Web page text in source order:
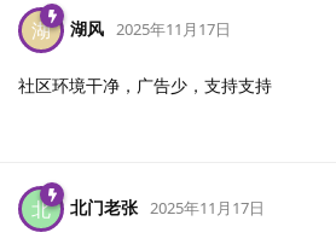
湖 湖风 2025年11月17日
社区环境干净，广告少，支持支持
北 北门老张 2025年11月17日